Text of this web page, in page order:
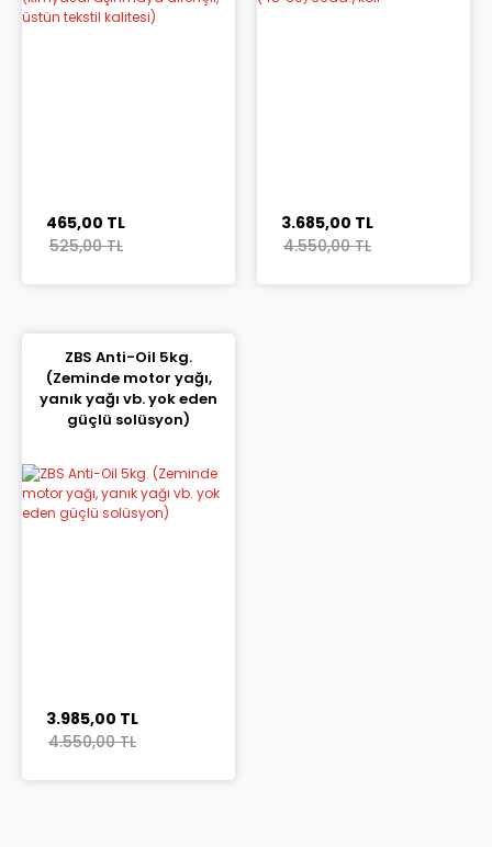
465,00 TL
525,00 TL
3.685,00 TL
4.550,00 TL
ZBS Anti-Oil 5kg.
(Zeminde motor yağı,
yanık yağı vb. yok eden
güçlü solüsyon)
3.985,00 TL
4.550,00 TL